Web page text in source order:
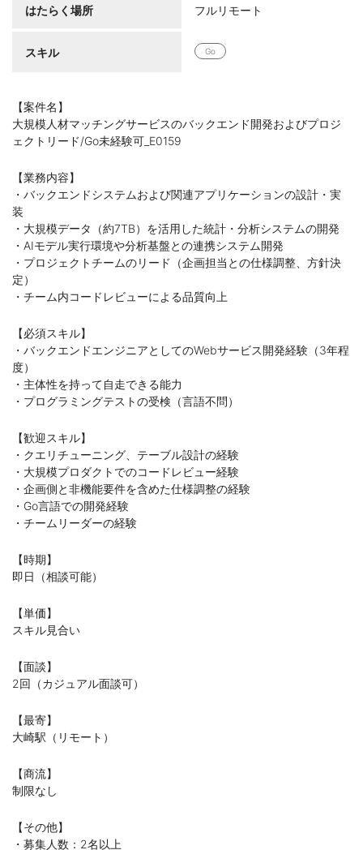
はたらく場所 フルリモート
スキル Go
【案件名】
大規模人材マッチングサービスのバックエンド開発およびプロジ
ェクトリード/Go未経験可_E0159
【業務内容】
・バックエンドシステムおよび関連アプリケーションの設計・実
装
・大規模データ（約7TB）を活用した統計・分析システムの開発
・AIモデル実行環境や分析基盤との連携システム開発
・プロジェクトチームのリード（企画担当との仕様調整、方針決
定）
・チーム内コードレビューによる品質向上
【必須スキル】
・バックエンドエンジニアとしてのWebサービス開発経験（3年程
度）
・主体性を持って自走できる能力
・プログラミングテストの受検（言語不問）
【歓迎スキル】
・クエリチューニング、テーブル設計の経験
・大規模プロダクトでのコードレビュー経験
・企画側と非機能要件を含めた仕様調整の経験
・Go言語での開発経験
・チームリーダーの経験
【時期】
即日（相談可能）
【単価】
スキル見合い
【面談】
2回（カジュアル面談可）
【最寄】
大崎駅（リモート）
【商流】
制限なし
【その他】
・募集人数：2名以上